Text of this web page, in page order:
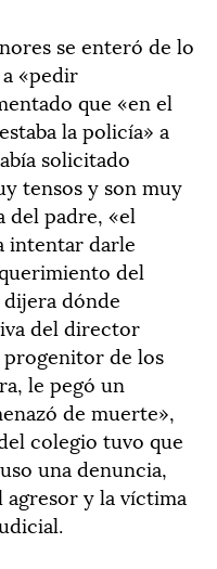
se enteró de lo
«pedir
que «en el
la policía» a
solicitado
tensos y son muy
del padre, «el
intentar darle
del
dónde
del director
de los
le pegó un
de muerte»,
colegio tuvo que
una denuncia,
agresor y la víctima